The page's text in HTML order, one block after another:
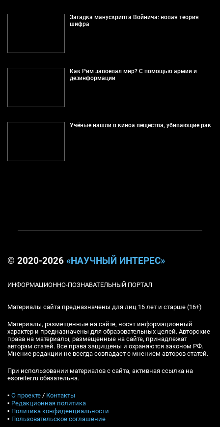
Загадка манускрипта Войнича: новая теория
шифра
Как Рим завоевал мир? С помощью армии и
дезинформации
Учёные нашли в киноа вещества, убивающие рак
© 2020-2026 «НАУЧНЫЙ ИНТЕРЕС»
ИНФОРМАЦИОННО-ПОЗНАВАТЕЛЬНЫЙ ПОРТАЛ
Материалы сайта предназначены для лиц 16 лет и старше (16+)
Материалы, размещенные на сайте, носят информационный
характер и предназначены для образовательных целей. Авторские
права на материалы, размещенные на сайте, принадлежат
авторам статей. Все права защищены и охраняются законом РФ.
Мнение редакции не всегда совпадает с мнением авторов статей.
При использовании материалов с сайта, активная ссылка на
esoreiter.ru обязательна.
▪ О проекте / Контакты
▪ Редакционная политика
▪ Политика конфиденциальности
▪ Пользовательское соглашение